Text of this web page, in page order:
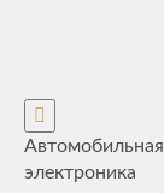
Автомобильная
электроника